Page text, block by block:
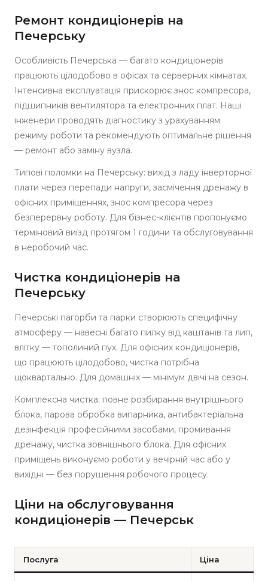
Ремонт кондиціонерів на
Печерську
Особливість Печерська — багато кондиціонерів
працюють цілодобово в офісах та серверних кімнатах.
Інтенсивна експлуатація прискорює знос компресора,
підшипників вентилятора та електронних плат. Наші
інженери проводять діагностику з урахуванням
режиму роботи та рекомендують оптимальне рішення
— ремонт або заміну вузла.
Типові поломки на Печерську: вихід з ладу інверторної
плати через перепади напруги, засмічення дренажу в
офісних приміщеннях, знос компресора через
безперервну роботу. Для бізнес-клієнтів пропонуємо
терміновий виїзд протягом 1 години та обслуговування
в неробочий час.
Чистка кондиціонерів на
Печерську
Печерські пагорби та парки створюють специфічну
атмосферу — навесні багато пилку від каштанів та лип,
влітку — тополиний пух. Для офісних кондиціонерів,
що працюють цілодобово, чистка потрібна
щоквартально. Для домашніх — мінімум двічі на сезон.
Комплексна чистка: повне розбирання внутрішнього
блока, парова обробка випарника, антибактеріальна
дезінфекція професійними засобами, промивання
дренажу, чистка зовнішнього блока. Для офісних
приміщень виконуємо роботи у вечірній час або у
вихідні — без порушення робочого процесу.
Ціни на обслуговування
кондиціонерів — Печерськ
Послуга Ціна